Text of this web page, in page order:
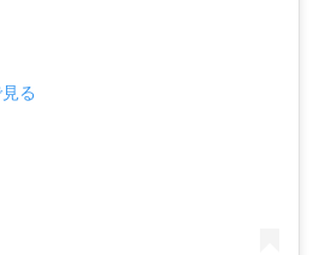
る